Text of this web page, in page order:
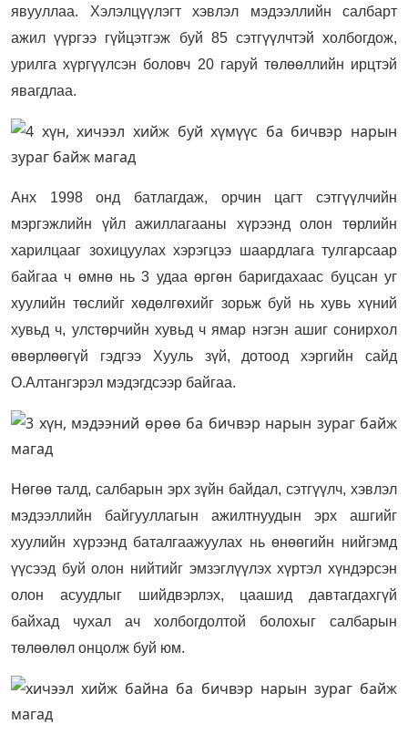
явууллаа. Хэлэлцүүлэгт хэвлэл мэдээллийн салбарт
ажил үүргээ гүйцэтгэж буй 85 сэтгүүлчтэй холбогдож,
урилга хүргүүлсэн боловч 20 гаруй төлөөллийн ирцтэй
явагдлаа.
Анх 1998 онд батлагдаж, орчин цагт сэтгүүлчийн
мэргэжлийн үйл ажиллагааны хүрээнд олон төрлийн
харилцааг зохицуулах хэрэгцээ шаардлага тулгарсаар
байгаа ч өмнө нь 3 удаа өргөн баригдахаас буцсан уг
хуулийн төслийг хөдөлгөхийг зорьж буй нь хувь хүний
хувьд ч, улстөрчийн хувьд ч ямар нэгэн ашиг сонирхол
өвөрлөөгүй гэдгээ Хууль зүй, дотоод хэргийн сайд
О.Алтангэрэл мэдэгдсээр байгаа.
Нөгөө талд, салбарын эрх зүйн байдал, сэтгүүлч, хэвлэл
мэдээллийн байгууллагын ажилтнуудын эрх ашгийг
хуулийн хүрээнд баталгаажуулах нь өнөөгийн нийгэмд
үүсээд буй олон нийтийг эмзэглүүлэх хүртэл хүндэрсэн
олон асуудлыг шийдвэрлэх, цаашид давтагдахгүй
байхад чухал ач холбогдолтой болохыг салбарын
төлөөлөл онцолж буй юм.